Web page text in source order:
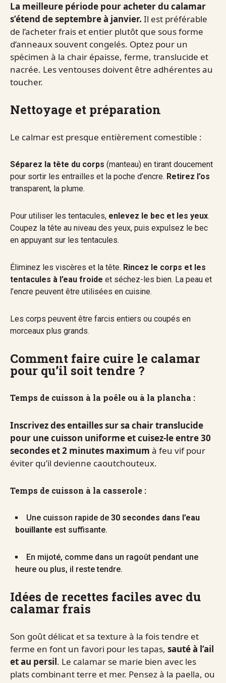
La meilleure période pour acheter du calamar
s’étend de septembre à janvier. Il est préférable
de l’acheter frais et entier plutôt que sous forme
d’anneaux souvent congelés. Optez pour un
spécimen à la chair épaisse, ferme, translucide et
nacrée. Les ventouses doivent être adhérentes au
toucher.
Nettoyage et préparation
Le calmar est presque entièrement comestible :
Séparez la tête du corps (manteau) en tirant doucement
pour sortir les entrailles et la poche d’encre. Retirez l’os
transparent, la plume.
Pour utiliser les tentacules, enlevez le bec et les yeux.
Coupez la tête au niveau des yeux, puis expulsez le bec
en appuyant sur les tentacules.
Éliminez les viscères et la tête. Rincez le corps et les
tentacules à l’eau froide et séchez-les bien. La peau et
l’encre peuvent être utilisées en cuisine.
Les corps peuvent être farcis entiers ou coupés en
morceaux plus grands.
Comment faire cuire le calamar
pour qu’il soit tendre ?
Temps de cuisson à la poêle ou à la plancha :
Inscrivez des entailles sur sa chair translucide
pour une cuisson uniforme et cuisez-le entre 30
secondes et 2 minutes maximum à feu vif pour
éviter qu’il devienne caoutchouteux.
Temps de cuisson à la casserole :
Une cuisson rapide de 30 secondes dans l’eau
bouillante est suffisante.
En mijoté, comme dans un ragoût pendant une
heure ou plus, il reste tendre.
Idées de recettes faciles avec du
calamar frais
Son goût délicat et sa texture à la fois tendre et
ferme en font un favori pour les tapas, sauté à l’ail
et au persil. Le calamar se marie bien avec les
plats combinant terre et mer. Pensez à la paella, ou